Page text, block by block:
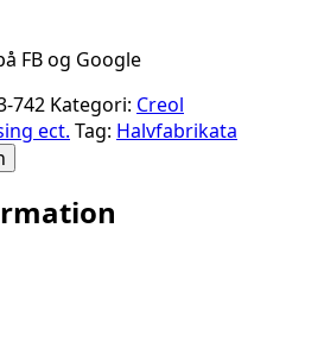
FB og Google
742 Kategori: Creol
ect. Tag: Halvfabrikata